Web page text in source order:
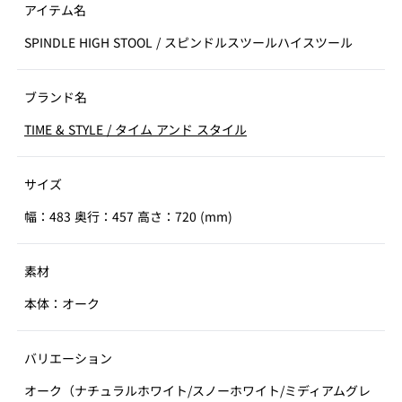
アイテム名
SPINDLE HIGH STOOL / スピンドルスツールハイスツール
ブランド名
TIME & STYLE / タイム アンド スタイル
サイズ
幅：483 奥行：457 高さ：720 (mm)
素材
本体：オーク
バリエーション
オーク（ナチュラルホワイト/スノーホワイト/ミディアムグレ